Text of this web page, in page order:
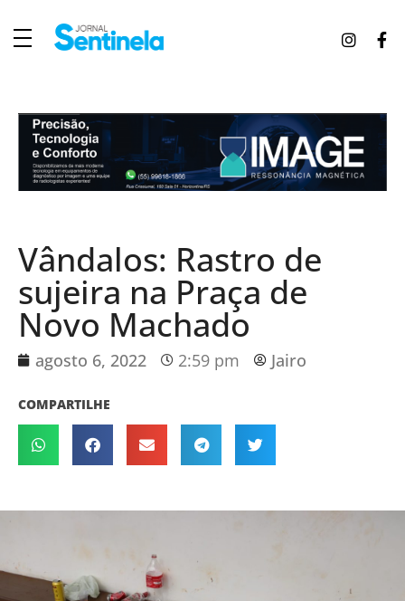
Vândalos: Rastro de
sujeira na Praça de
Novo Machado
agosto 6, 2022 2:59 pm Jairo
COMPARTILHE